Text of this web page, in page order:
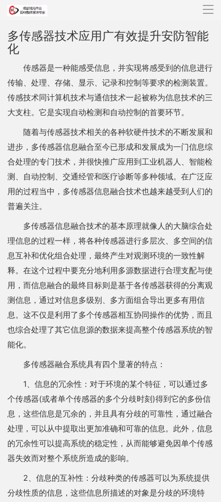
导
多传感器技术应用广有效提升安防智能
化
传感器是一种能感受信息，并实现将感受到的信息进行
传输、处理、存储、显示、记录和控制等要求的检测装置。
传感技术同计算机技术与通信技术一起被称为信息技术的三
大支柱。它是实现自动检测和自动控制的首要环节。
随着与传感器技术相关的各种软硬件技术的不断发展和
进步，多传感器信息融合至今已形成和发展成为一门信息综
合处理的专门技术，并很快推广应用到工业机器人、智能检
测、自动控制、交通经管和医疗诊断等多种领域。在广泛应
用的过程当中，多传感器信息融合技术也越来越受到人们的
普遍关注。
多传感器信息融合技术的基本原理就像人的大脑综合处
理信息的过程一样，将各种传感器进行多层次、多空间的信
息互补和优化组合处理，最终产生对观测环境的一致性解
释。在这个过程中要充分地利用多源数据进行合理支配与使
用，而信息融合的最终目标则是基于各传感器获得的分离观
测信息，通过对信息多级别、多方面组合导出更多有用信
息。这不仅是利用了多个传感器相互协同操作的优势，而且
也综合处理了其它信息源的数据来提高整个传感器系统的智
能化。
多传感器融合系统具有四个显著的特点：
1、信息的冗余性：对于环境的某个特征，可以通过多
个传感器(或者单个传感器的多个分歧时刻)得到它的多份信
息，这些信息是冗余的，并且具有分歧的可靠性，通过融合
处理，可以从中提取出更加准确和可靠的信息。此外，信息
的冗余性可以提高系统的稳定性，从而能够避免因单个传感
器失效而对整个系统所造成的影响。
2、信息的互补性：分歧种类的传感器可以为系统提供
分歧性质的信息，这些信息所描述的对象是分歧的环境特